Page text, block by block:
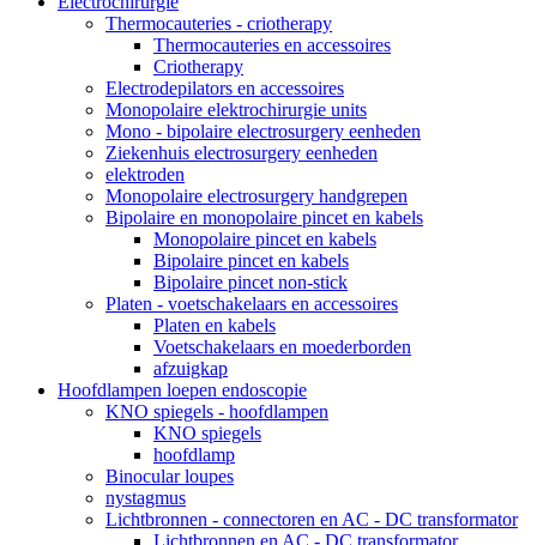
Thermocauteries - criotherapy
Thermocauteries en accessoires
Criotherapy
Electrodepilators en accessoires
Monopolaire elektrochirurgie units
Mono - bipolaire electrosurgery eenheden
Ziekenhuis electrosurgery eenheden
elektroden
Monopolaire electrosurgery handgrepen
Bipolaire en monopolaire pincet en kabels
Monopolaire pincet en kabels
Bipolaire pincet en kabels
Bipolaire pincet non-stick
Platen - voetschakelaars en accessoires
Platen en kabels
Voetschakelaars en moederborden
afzuigkap
Hoofdlampen loepen endoscopie
KNO spiegels - hoofdlampen
KNO spiegels
hoofdlamp
Binocular loupes
nystagmus
Lichtbronnen - connectoren en AC - DC transformator
Lichtbronnen en AC - DC transformator